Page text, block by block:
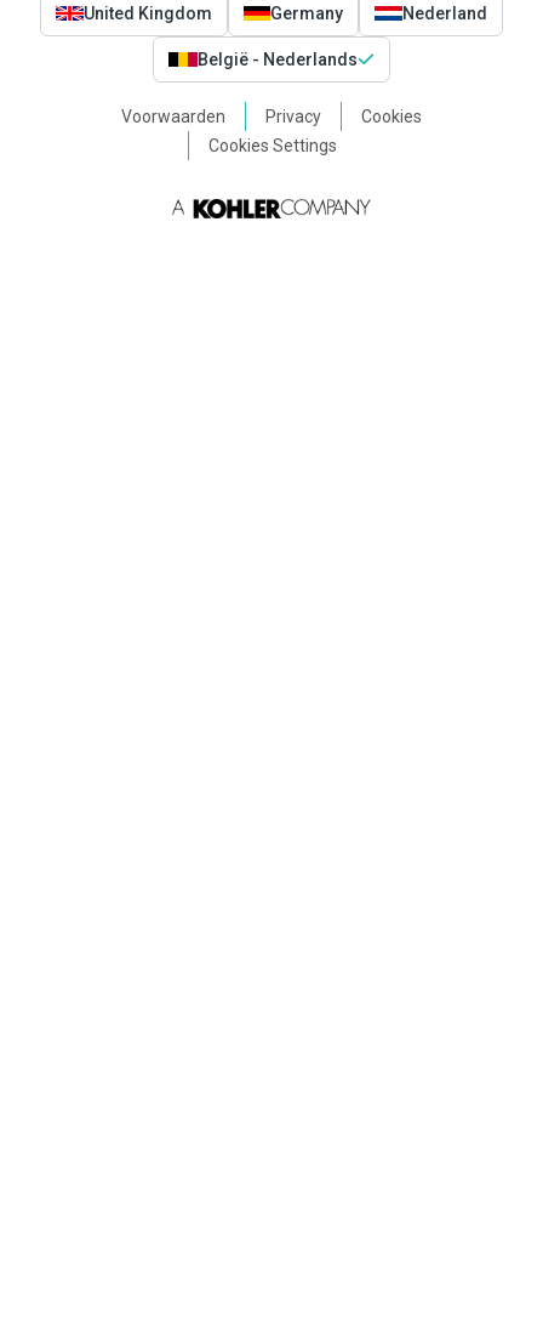
United Kingdom Germany Nederland
België - Nederlands
Voorwaarden Privacy
Cookies
Cookies Settings